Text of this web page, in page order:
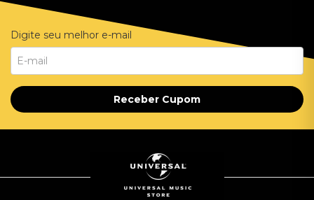
Digite seu melhor e-mail
Receber Cupom